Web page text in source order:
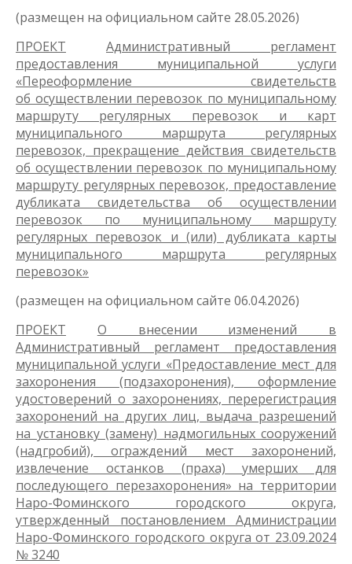
(размещен на официальном сайте 28.05.2026)
ПРОЕКТ
Административный регламент
предоставления муниципальной услуги
«Переоформление свидетельств
об осуществлении перевозок по муниципальному
маршруту регулярных перевозок и карт
муниципального маршрута регулярных
перевозок, прекращение действия свидетельств
об осуществлении перевозок по муниципальному
маршруту регулярных перевозок, предоставление
дубликата свидетельства об осуществлении
перевозок по муниципальному маршруту
регулярных перевозок и (или) дубликата карты
муниципального маршрута регулярных
перевозок»
(размещен на официальном сайте 06.04.2026)
ПРОЕКТ
О внесении изменений в
Административный регламент предоставления
муниципальной услуги «Предоставление мест для
захоронения (подзахоронения), оформление
удостоверений о захоронениях, перерегистрация
захоронений на других лиц, выдача разрешений
на установку (замену) надмогильных сооружений
(надгробий), ограждений мест захоронений,
извлечение останков (праха) умерших для
последующего перезахоронения» на территории
Наро-Фоминского городского округа,
утвержденный постановлением Администрации
Наро-Фоминского городского округа от 23.09.2024
№ 3240